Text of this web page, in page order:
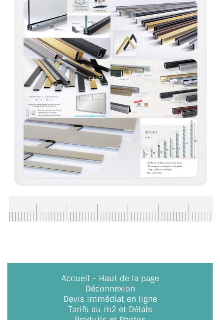
CONNECTEURS ET ASSEMBLAGE DE VERRES
PLATS ET CORNIÈRES
LES CHARNIÈRES DE PORTE EN VERRE
BOUTONS ET POIGNÉES
BARRES DE STABILISATION
JOINTS D'ÉTANCHÉITÉS
FIXATION GARDES CORPS
SYSTÈMES PIVOTANTS
LE CATALOGUE ACCESSOIRES
(STROMBINOSCOPE)
COMMENT COUPER DU VERRE ?
Accueil - Haut de la page
Déconnexion
Devis immédiat en ligne
Tarifs au m2 et Délais